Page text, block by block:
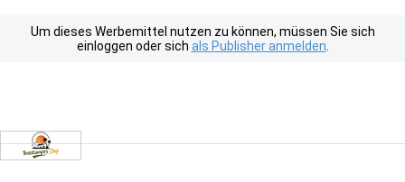
Um dieses Werbemittel nutzen zu können, müssen Sie sich
einloggen oder sich als Publisher anmelden